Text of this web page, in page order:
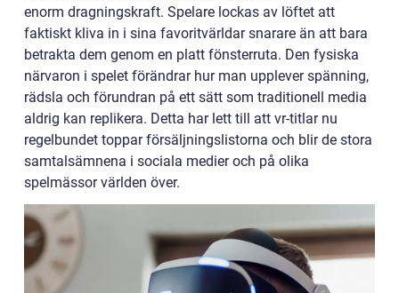
enorm dragningskraft. Spelare lockas av löftet att
faktiskt kliva in i sina favoritvärldar snarare än att bara
betrakta dem genom en platt fönsterruta. Den fysiska
närvaron i spelet förändrar hur man upplever spänning,
rädsla och förundran på ett sätt som traditionell media
aldrig kan replikera. Detta har lett till att vr-titlar nu
regelbundet toppar försäljningslistorna och blir de stora
samtalsämnena i sociala medier och på olika
spelmässor världen över.